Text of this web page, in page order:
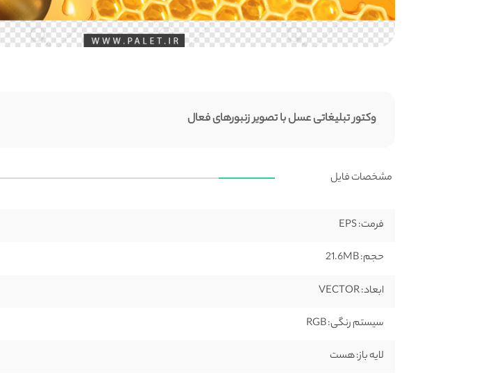
وکتور تبلیغاتی عسل با تصویر زنبورهای فعال
مشخصات فایل
فرمت:
حجم:
ابعاد:
سیستم رنگی:
لایه باز:هست